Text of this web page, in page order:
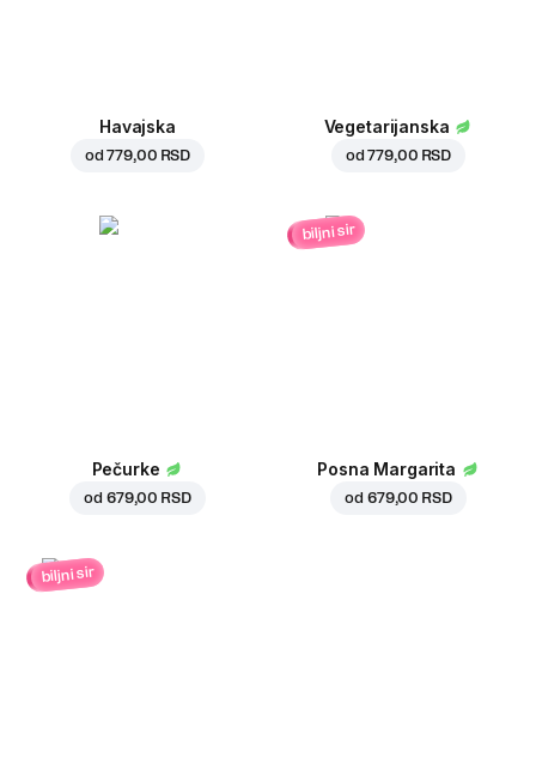
Havajska
od779,00 RSD
Vegetarijanska
od779,00 RSD
Pečurke
od 679,00 RSD
biljni sir
Posna Margarita
od 679,00 RSD
biljni sir